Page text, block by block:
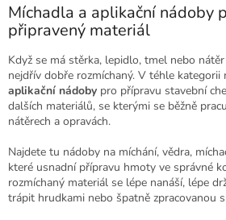
Míchadla a aplikační nádoby
připravený materiál
Když se má stěrka, lepidlo, tmel nebo
nejdřív dobře rozmíchaný. V téhle kategorii
aplikační nádoby pro přípravu stavební
dalších materiálů, se kterými se běžně
nátěrech a opravách.
Najdete tu nádoby na míchání, vědra,
které usnadní přípravu hmoty ve správné
rozmíchaný materiál se lépe nanáší, lépe
trápit hrudkami nebo špatně zpracovanou